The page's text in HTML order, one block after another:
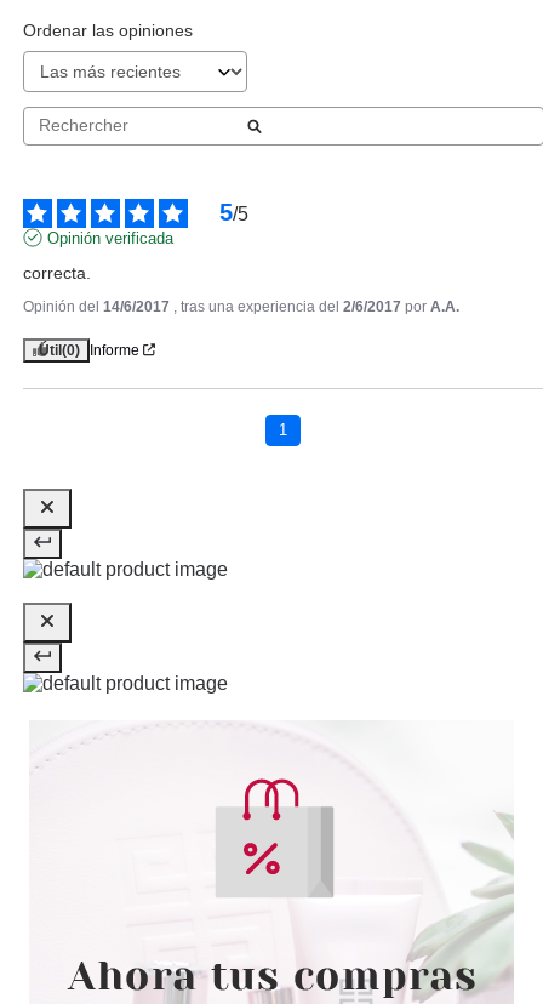
SISLEY SISLEYA L'INTEGRAL
PAYOT HOMME GEL
-43% 14.99€
Ordenar las opiniones
5/5
Opinión verificada
correcta.
Opinión del 14/6/2017 , tras una experiencia del 2/6/2017 por A.A.
Útil (0) Informe
1